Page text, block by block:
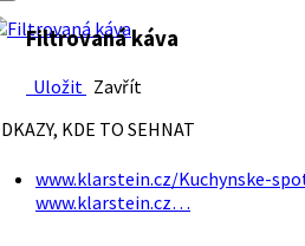
Filtrovaná káva
Uložit Zavřít
KDE TO SEHNAT
www.klarstein.cz/Kuchynske-
www.klarstein.cz…